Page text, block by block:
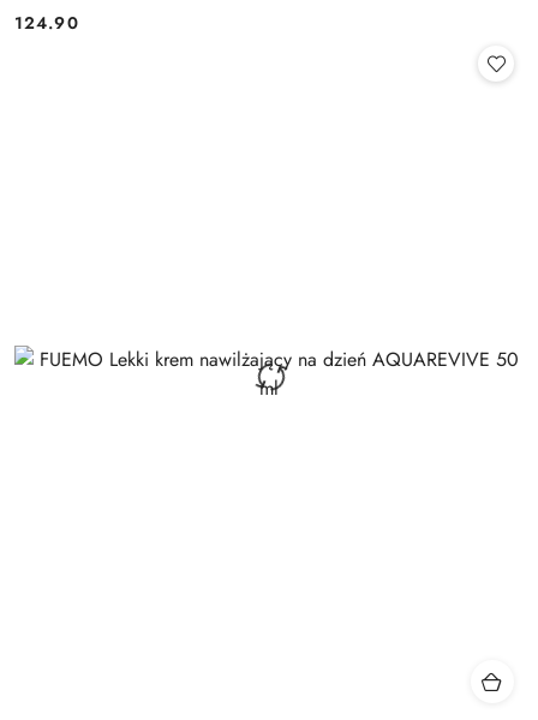
Cena:
124.90